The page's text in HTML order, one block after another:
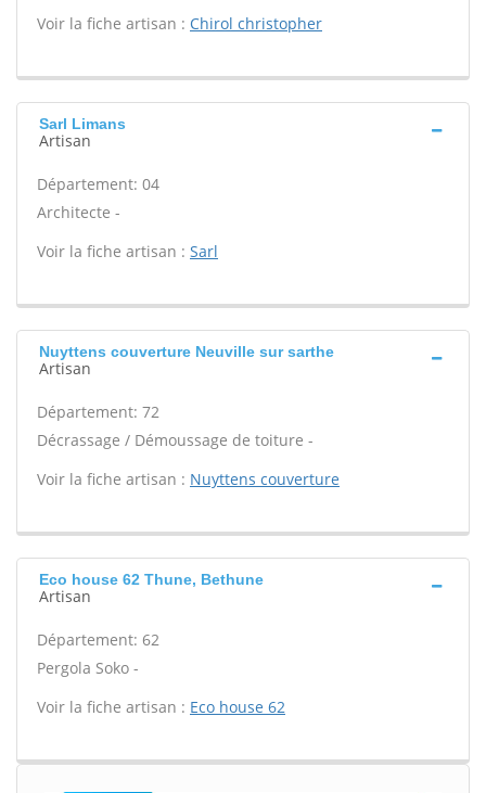
Voir la fiche artisan : Chirol christopher
Sarl Limans
Artisan
Département: 04
Architecte -
Voir la fiche artisan : Sarl
Nuyttens couverture Neuville sur sarthe
Artisan
Département: 72
Décrassage / Démoussage de toiture -
Voir la fiche artisan : Nuyttens couverture
Eco house 62 Thune, Bethune
Artisan
Département: 62
Pergola Soko -
Voir la fiche artisan : Eco house 62